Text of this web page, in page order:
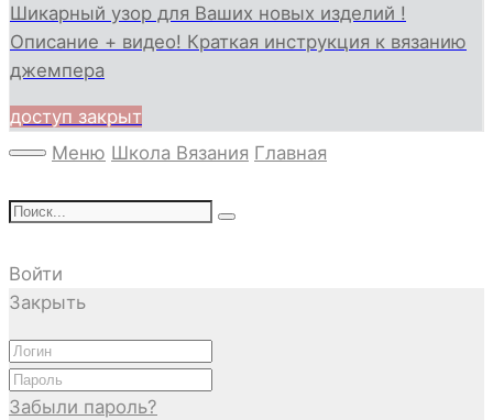
Шикарный узор для Ваших новых изделий !
Описание + видео! Краткая инструкция к вязанию
джемпера
доступ закрыт
Меню Школа Вязания Главная
Войти
Закрыть
Забыли пароль?